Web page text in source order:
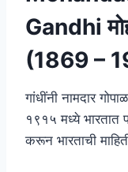
Gandhi
(1869 –
गांधींनी नामदार
१९१५ मध्ये भारतात
करून भारताची